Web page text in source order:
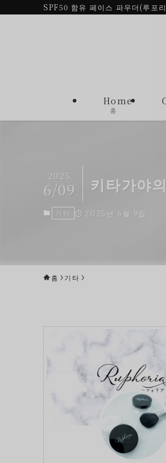
SPF50 함유 페이스 파우더(루포
Home
홈
키타가야
2025
6/09
기타 2025년 6월 9일
홈 기타